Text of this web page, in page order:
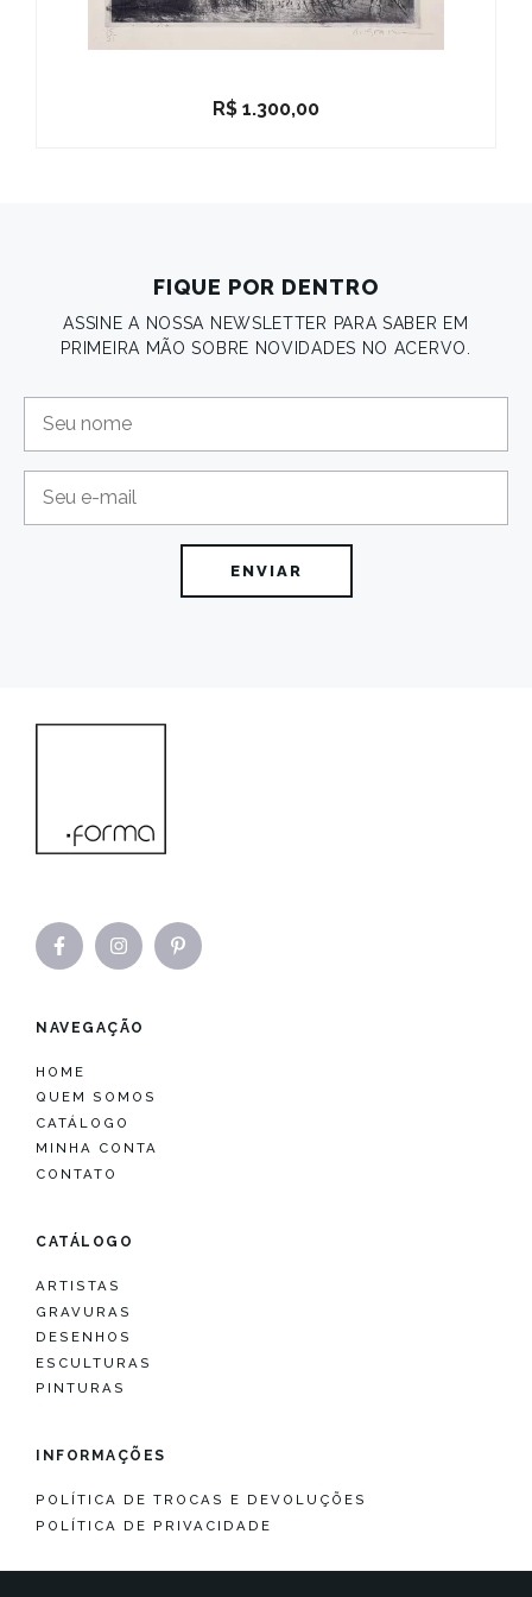
R$ 1.300,00
FIQUE POR DENTRO
ASSINE A NOSSA NEWSLETTER PARA SABER EM
PRIMEIRA MÃO SOBRE NOVIDADES NO ACERVO.
NAVEGAÇÃO
HOME
QUEM SOMOS
CATÁLOGO
MINHA CONTA
CONTATO
CATÁLOGO
ARTISTAS
GRAVURAS
DESENHOS
ESCULTURAS
PINTURAS
INFORMAÇÕES
POLÍTICA DE TROCAS E DEVOLUÇÕES
POLÍTICA DE PRIVACIDADE